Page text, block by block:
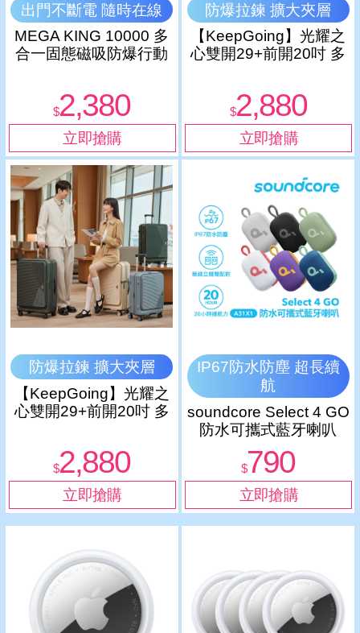
出門不斷電 隨時在線
MEGA KING 10000 多
合一固態磁吸防爆行動
$2,380
防爆拉鍊 擴大夾層
【KeepGoing】光耀之
心雙開29+前開20吋 多
$2,880
防爆拉鍊 擴大夾層
【KeepGoing】光耀之
心雙開29+前開20吋 多
$2,880
IP67防水防塵 超長續
航
soundcore Select 4 GO
防水可攜式藍牙喇叭
$790